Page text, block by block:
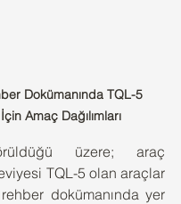
Dokümanında TQL-5
Amaç Dağılımları
üzere; araç
TQL-5 olan araçlar
dokümanında yer